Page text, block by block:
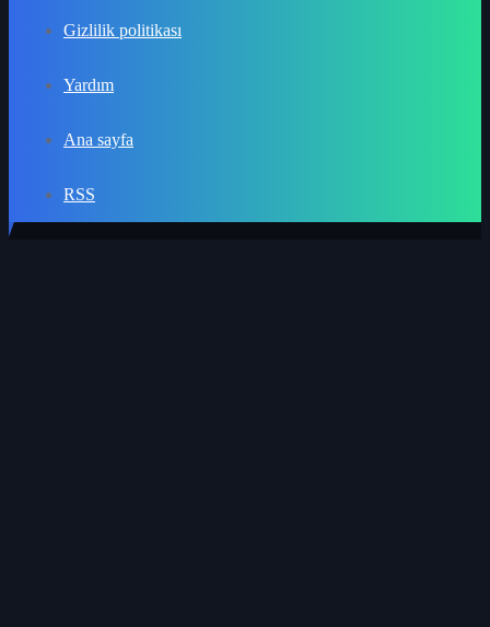
Gizlilik politikası
Yardım
Ana sayfa
RSS